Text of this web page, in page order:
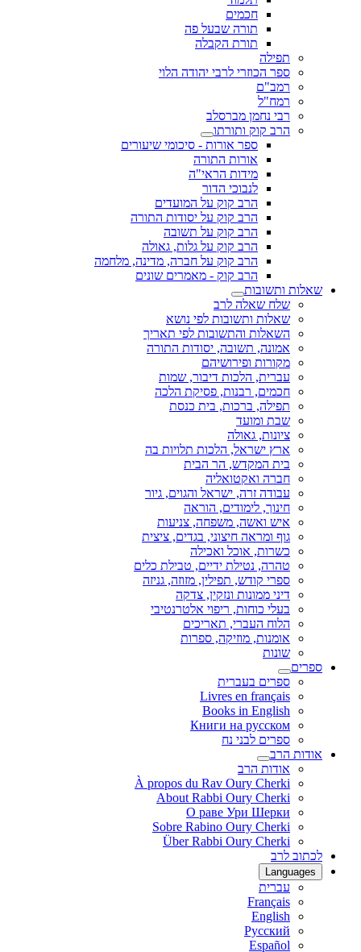
חכמים
תורה שבעל פה
תורת הקבלה
תפילה
ספר הכוזרי לרבי יהודה הלוי
רמב"ם
רמח"ל
רבי נחמן מברסלב
הרב קוק ותורתו
ספר אורות - סיכומי שיעורים
אורות התורה
מידות הראי"ה
לנבוכי הדור
הרב קוק על המועדים
הרב קוק על יסודות התורה
הרב קוק על תשובה
הרב קוק על גלות, גאולה
הרב קוק על חברה, מדינה, מלחמה
הרב קוק - מאמרים שונים
שאלות ותשובות
שלח שאלה לרב
שאלות ותשובות לפי נושא
השאלות והתשובות לפי תאריך
אמונה, תשובה, יסודות התורה
מקורות ופירושיהם
עברית, הלכות דיבור, שמות
חכמים, רבנות, פסיקת הלכה
תפילה, ברכות, בית כנסת
שבת ומועד
ציונות, גאולה
ארץ ישראל, הלכות תלויות בה
בית המקדש, הר הבית
חברה ואקטואליה
עבודה זרה, ישראל והגוים, גיור
חינוך, לימודים, הוראה
איש ואשה, משפחה, צניעות
גוף ומראה חיצוני, בגדים, ציצית
כשרות, אוכל ואכילה
טהרה, נטילת ידיים, טבילת כלים
ספרי קודש, תפילין, מזוזה, גניזה
דיני ממונות ונזקין, צדקה
בעלי כוחות, ריפוי אלטרנטיבי
הלוח העברי, תאריכים
אומנות, מוזיקה, ספרות
שונות
ספרים
ספרים בעברית
Livres en français
Books in English
Книги на русском
ספרים לבני נח
אודות הרב
אודות הרב
À propos du Rav Oury Cherki
About Rabbi Oury Cherki
О раве Ури Шерки
Sobre Rabino Oury Cherki
Über Rabbi Oury Cherki
לכתוב לרב
Languages
עברית
Français
English
Русский
Español